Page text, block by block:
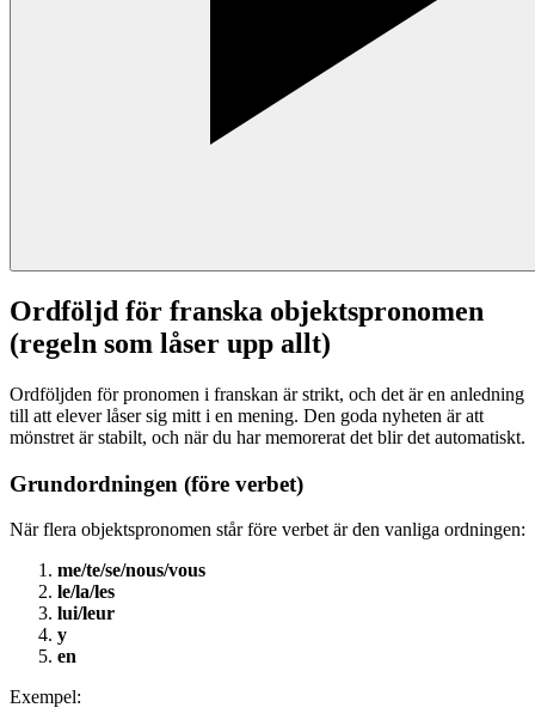
Ordföljd för franska objektspronomen
(regeln som låser upp allt)
Ordföljden för pronomen i franskan är strikt, och det är en anledning
till att elever låser sig mitt i en mening. Den goda nyheten är att
mönstret är stabilt, och när du har memorerat det blir det automatiskt.
Grundordningen (före verbet)
När flera objektspronomen står före verbet är den vanliga ordningen:
me/te/se/nous/vous
le/la/les
lui/leur
y
en
Exempel: